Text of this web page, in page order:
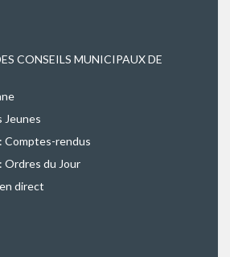
CONSEILS MUNICIPAUX DE
Jeunes
Comptes-rendus
Ordres du Jour
direct